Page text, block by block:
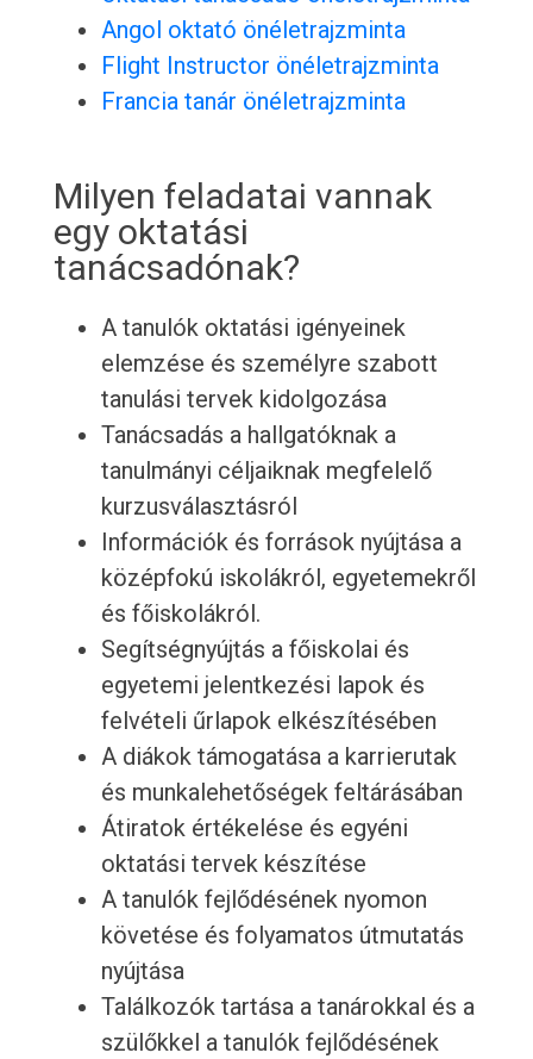
Angol oktató önéletrajzminta
Flight Instructor önéletrajzminta
Francia tanár önéletrajzminta
Milyen feladatai vannak
egy oktatási
tanácsadónak?
A tanulók oktatási igényeinek
elemzése és személyre szabott
tanulási tervek kidolgozása
Tanácsadás a hallgatóknak a
tanulmányi céljaiknak megfelelő
kurzusválasztásról
Információk és források nyújtása a
középfokú iskolákról, egyetemekről
és főiskolákról.
Segítségnyújtás a főiskolai és
egyetemi jelentkezési lapok és
felvételi űrlapok elkészítésében
A diákok támogatása a karrierutak
és munkalehetőségek feltárásában
Átiratok értékelése és egyéni
oktatási tervek készítése
A tanulók fejlődésének nyomon
követése és folyamatos útmutatás
nyújtása
Találkozók tartása a tanárokkal és a
szülőkkel a tanulók fejlődésének